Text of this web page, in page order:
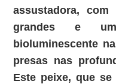
assustadora,
grandes e
bioluminescente
presas nas
Este peixe, que